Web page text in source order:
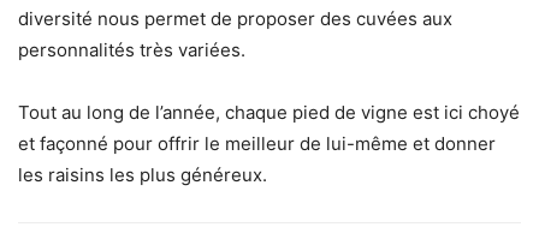
diversité nous permet de proposer des cuvées aux
personnalités très variées.
Tout au long de l’année, chaque pied de vigne est ici choyé
et façonné pour offrir le meilleur de lui-même et donner
les raisins les plus généreux.